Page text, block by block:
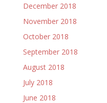
December 2018
November 2018
October 2018
September 2018
August 2018
July 2018
June 2018